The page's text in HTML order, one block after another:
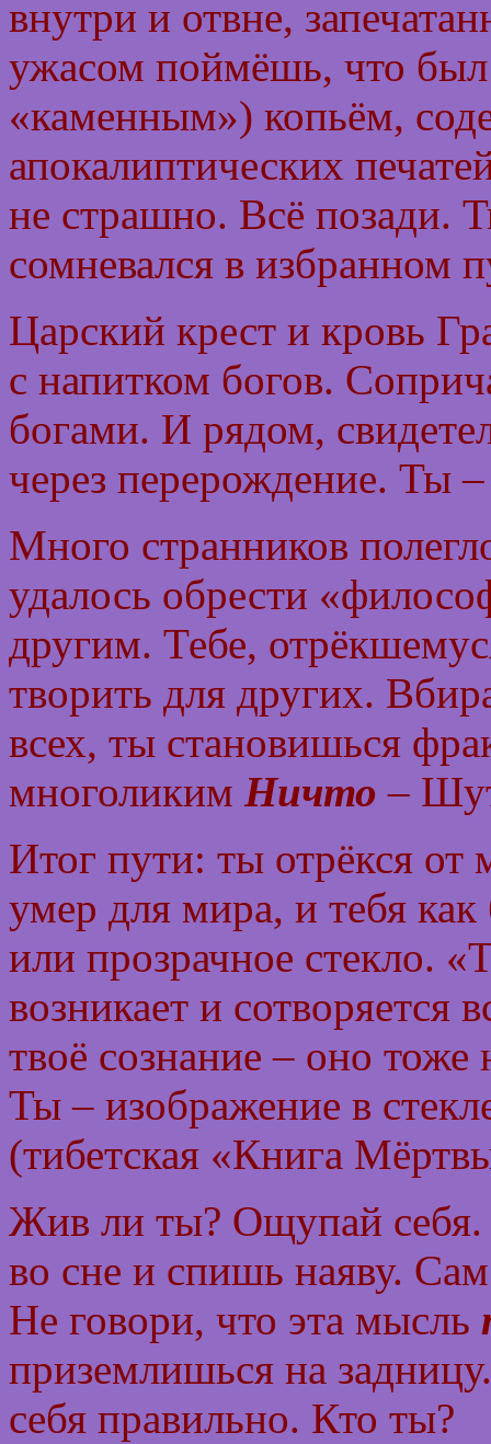
внутри и отвне,
ужасом поймёшь, что
«каменным») копьём,
апокалиптических
не страшно. Всё позади.
сомневался в избранном
Царский крест и кровь
с напитком богов.
богами. И рядом,
через перерождение. Ты
Много странников
удалось обрести
другим. Тебе,
творить для других.
всех, ты становишься
многоликим Ничто –
Итог пути: ты отрёкся от
умер для мира, и тебя
или прозрачное стекло.
возникает и сотворяется
твоё сознание – оно
Ты – изображение в
(тибетская «Книга
Жив ли ты? Ощупай
во сне и спишь наяву.
Не говори, что эта мысль
приземлишься на
себя правильно. Кто ты?